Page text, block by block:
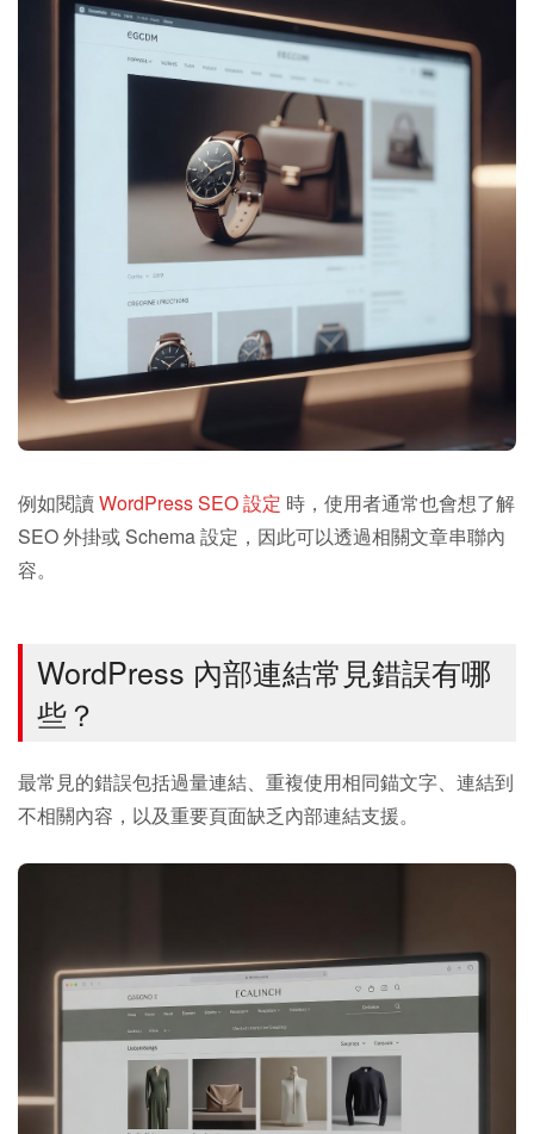
例如閱讀WordPress SEO 設定 時，使用者通常也會想了解
SEO 外掛或 Schema 設定，因此可以透過相關文章串聯內
容。
WordPress 內部連結常見錯誤有哪
些？
最常見的錯誤包括過量連結、重複使用相同錨文字、連結到
不相關內容，以及重要頁面缺乏內部連結支援。